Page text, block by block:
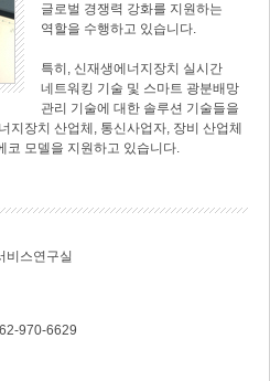
글로벌 경쟁력 강화를 지원하는
역할을 수행하고 있습니다.
특히, 신재생에너지장치 실시간
네트워킹 기술 및 스마트 광분배망
관리 기술에 대한 솔루션 기술들을
지장치 산업체, 통신사업자, 장비 산업체
코 모델을 지원하고 있습니다.
비스연구실
970-6629